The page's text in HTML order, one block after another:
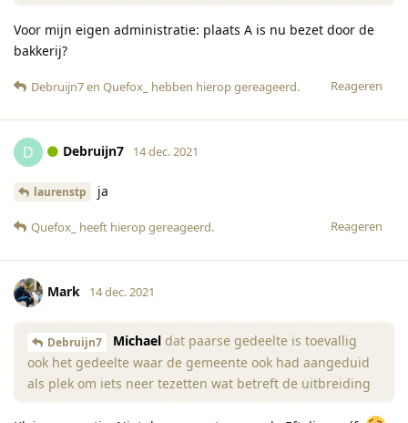
Voor mijn eigen administratie: plaats A is nu bezet door de
bakkerij?
Reageren
Debruijn7en Quefox_ hebben hierop gereageerd.
D Debruijn7 14 dec. 2021
laurenstp ja
Reageren
Quefox_ heeft hierop gereageerd.
Mark 14 dec. 2021
Debruijn7 Michael dat paarse gedeelte is toevallig
ook het gedeelte waar de gemeente ook had aangeduid
als plek om iets neer tezetten wat betreft de uitbreiding